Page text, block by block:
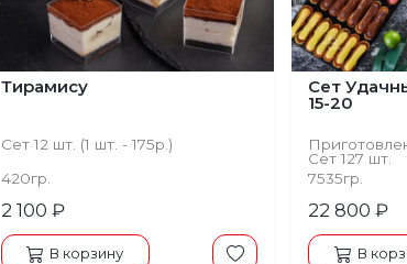
Тирамису
Сет 12 шт. (1 шт. - 175р.)
420гр.
2 100 ₽
В корзину
Сет
15-20
Сет 127 шт.
7535гр.
22 800 ₽
В